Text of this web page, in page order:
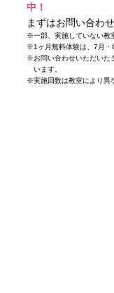
中！
まずはお問い合わ
※一部、実施していない教
※1ヶ月無料体験は、7月・
※お問い合わせいただいた
います。
※実施回数は教室により異